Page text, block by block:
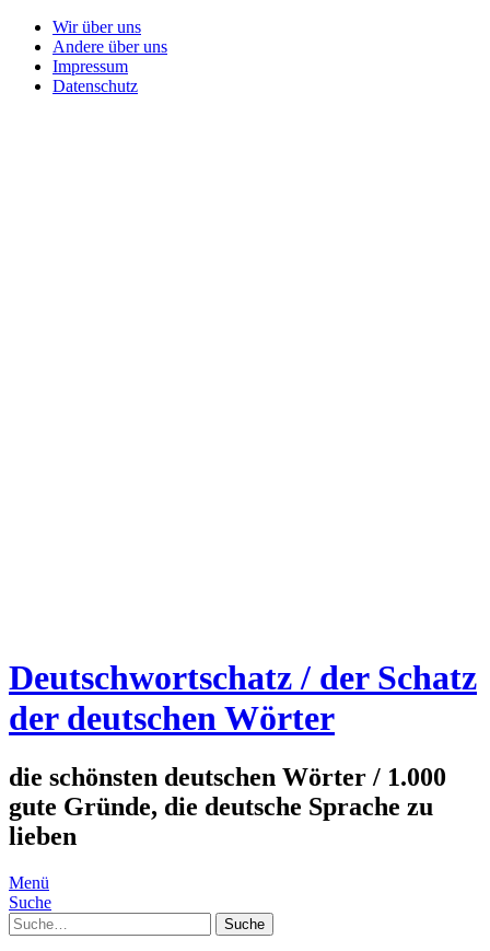
Wir über uns
Andere über uns
Impressum
Datenschutz
Deutschwortschatz / der Schatz
der deutschen Wörter
die schönsten deutschen Wörter / 1.000
gute Gründe, die deutsche Sprache zu
lieben
Menü
Suche
Suche